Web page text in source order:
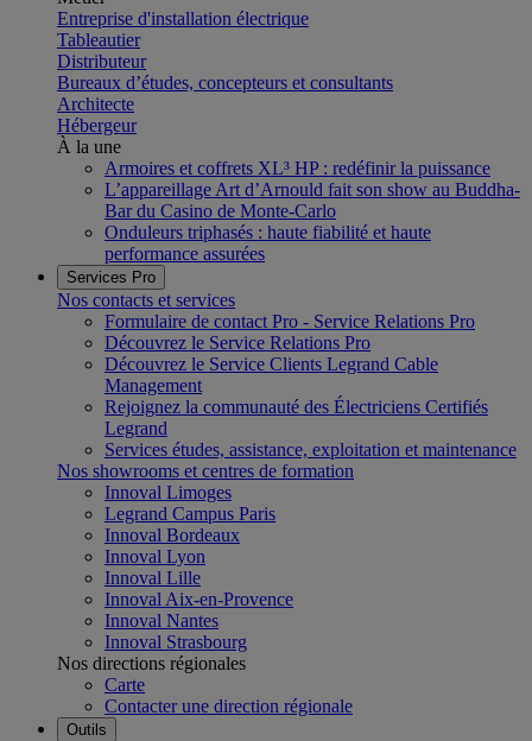
Entreprise d'installation électrique
Tableautier
Distributeur
Bureaux d’études, concepteurs et consultants
Architecte
Hébergeur
À la une
Armoires et coffrets XL³ HP : redéfinir la puissance
L’appareillage Art d’Arnould fait son show au Buddha-
Bar du Casino de Monte-Carlo
Onduleurs triphasés : haute fiabilité et haute
performance assurées
Services Pro
Nos contacts et services
Formulaire de contact Pro - Service Relations Pro
Découvrez le Service Relations Pro
Découvrez le Service Clients Legrand Cable
Management
Rejoignez la communauté des Électriciens Certifiés
Legrand
Services études, assistance, exploitation et maintenance
Nos showrooms et centres de formation
Innoval Limoges
Legrand Campus Paris
Innoval Bordeaux
Innoval Lyon
Innoval Lille
Innoval Aix-en-Provence
Innoval Nantes
Innoval Strasbourg
Nos directions régionales
Carte
Contacter une direction régionale
Outils